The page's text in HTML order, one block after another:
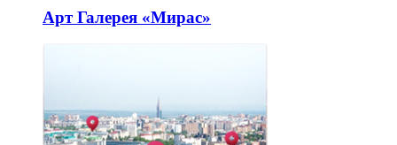
Арт Галерея «Мирас»